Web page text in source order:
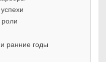
ранние годы